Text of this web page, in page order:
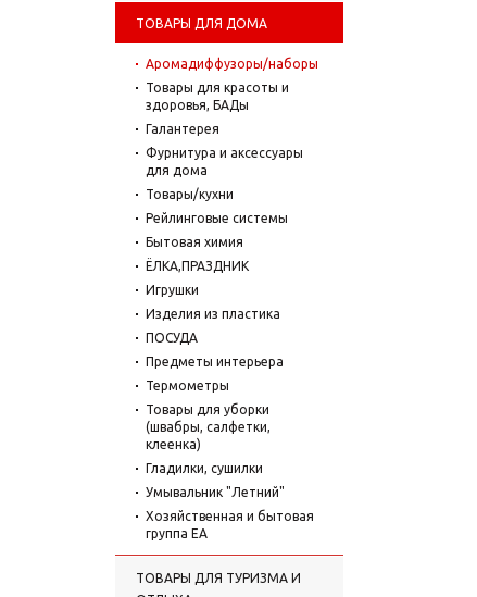
ТОВАРЫ ДЛЯ ДОМА
Аромадиффузоры/наборы
Товары для красоты и
здоровья, БАДы
Галантерея
Фурнитура и аксессуары
для дома
Товары/кухни
Рейлинговые системы
Бытовая химия
ЁЛКА,ПРАЗДНИК
Игрушки
Изделия из пластика
ПОСУДА
Предметы интерьера
Термометры
Товары для уборки
(швабры, салфетки,
клеенка)
Гладилки, сушилки
Умывальник "Летний"
Хозяйственная и бытовая
группа ЕА
ТОВАРЫ ДЛЯ ТУРИЗМА И